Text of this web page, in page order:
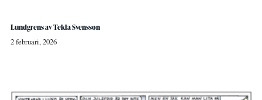
Lundgrens av Tekla Svensson
2 februari, 2026